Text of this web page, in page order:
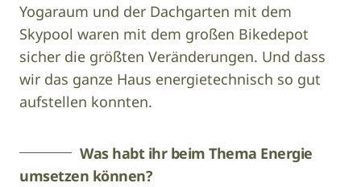
Yogaraum und der Dachgarten mit dem
Skypool waren mit dem großen Bikedepot
sicher die größten Veränderungen. Und dass
wir das ganze Haus energietechnisch so gut
aufstellen konnten.
Was habt ihr beim Thema Energie
umsetzen können?